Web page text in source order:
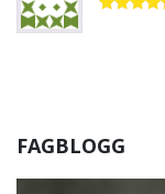
FAGBLOGG